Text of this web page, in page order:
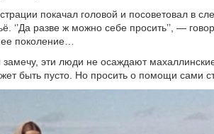
покачал головой и посоветовал в
‘’Да разве ж можно себе просить’’, —
поколение…
эти люди не осаждают
быть пусто. Но просить о помощи сами